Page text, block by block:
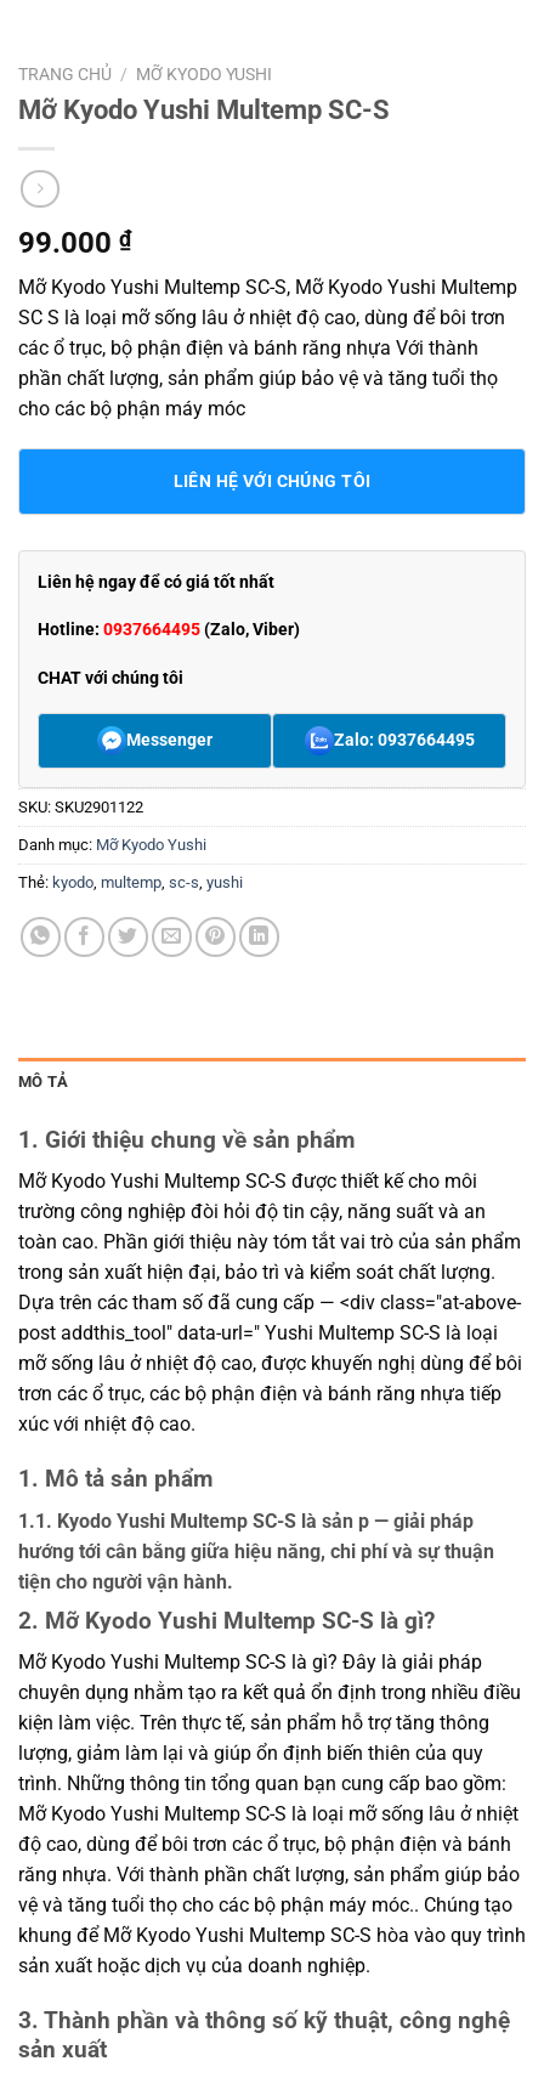
TRANG CHỦ / MỠ KYODO YUSHI
Mỡ Kyodo Yushi Multemp SC-S
99.000 ₫
Mỡ Kyodo Yushi Multemp SC-S, Mỡ Kyodo Yushi Multemp
SC S là loại mỡ sống lâu ở nhiệt độ cao, dùng để bôi trơn
các ổ trục, bộ phận điện và bánh răng nhựa Với thành
phần chất lượng, sản phẩm giúp bảo vệ và tăng tuổi thọ
cho các bộ phận máy móc
LIÊN HỆ VỚI CHÚNG TÔI
Liên hệ ngay để có giá tốt nhất
Hotline: 0937664495(Zalo, Viber)
CHAT với chúng tôi
Messenger Zalo: 0937664495
SKU: SKU2901122
Danh mục: Mỡ Kyodo Yushi
Thẻ: kyodo multemp sc-s yushi
MÔ TẢ
1. Giới thiệu chung về sản phẩm
Mỡ Kyodo Yushi Multemp SC-S được thiết kế cho môi
trường công nghiệp đòi hỏi độ tin cậy, năng suất và an
toàn cao. Phần giới thiệu này tóm tắt vai trò của sản phẩm
trong sản xuất hiện đại, bảo trì và kiểm soát chất lượng.
Dựa trên các tham số đã cung cấp — <div class="at-above-
post addthis_tool" data-url=" Yushi Multemp SC-S là loại
mỡ sống lâu ở nhiệt độ cao, được khuyến nghị dùng để bôi
trơn các ổ trục, các bộ phận điện và bánh răng nhựa tiếp
xúc với nhiệt độ cao.
1. Mô tả sản phẩm
1.1. Kyodo Yushi Multemp SC-S là sản p — giải pháp
hướng tới cân bằng giữa hiệu năng, chi phí và sự thuận
tiện cho người vận hành.
2. Mỡ Kyodo Yushi Multemp SC-S là gì?
Mỡ Kyodo Yushi Multemp SC-S là gì? Đây là giải pháp
chuyên dụng nhằm tạo ra kết quả ổn định trong nhiều điều
kiện làm việc. Trên thực tế, sản phẩm hỗ trợ tăng thông
lượng, giảm làm lại và giúp ổn định biến thiên của quy
trình. Những thông tin tổng quan bạn cung cấp bao gồm:
Mỡ Kyodo Yushi Multemp SC-S là loại mỡ sống lâu ở nhiệt
độ cao, dùng để bôi trơn các ổ trục, bộ phận điện và bánh
răng nhựa. Với thành phần chất lượng, sản phẩm giúp bảo
vệ và tăng tuổi thọ cho các bộ phận máy móc.. Chúng tạo
khung để Mỡ Kyodo Yushi Multemp SC-S hòa vào quy trình
sản xuất hoặc dịch vụ của doanh nghiệp.
3. Thành phần và thông số kỹ thuật, công nghệ
sản xuất